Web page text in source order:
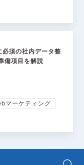
須の社内データ整
備項目を解説
マーケティング